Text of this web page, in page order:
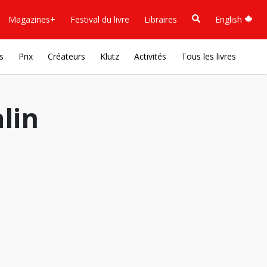
Magazines+ Festival du livre Libraires English
Prix Créateurs Klutz Activités Tous les livres